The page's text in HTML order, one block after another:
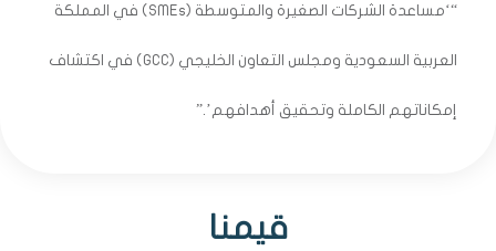
“‘مساعدة الشركات الصغيرة والمتوسطة (SMEs) في المملكة
العربية السعودية ومجلس التعاون الخليجي (GCC) في اكتشاف
إمكاناتهم الكاملة وتحقيق أهدافهم’.”
قيمنا